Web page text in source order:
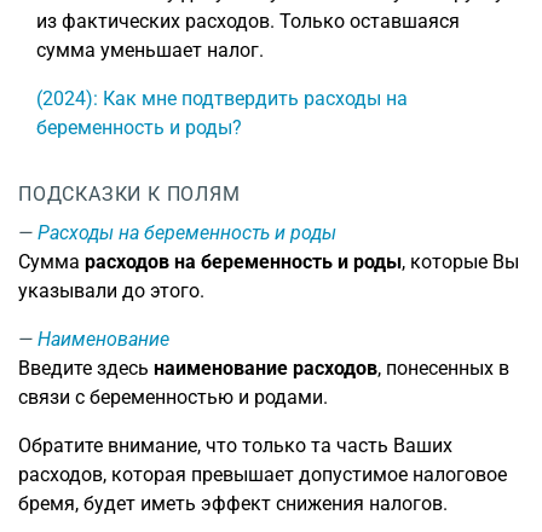
из фактических расходов. Только оставшаяся
сумма уменьшает налог.
(2024): Как мне подтвердить расходы на
беременность и роды?
ПОДСКАЗКИ К ПОЛЯМ
Расходы на беременность и роды
Сумма расходов на беременность и роды, которые Вы
указывали до этого.
Наименование
Введите здесь наименование расходов, понесенных в
связи с беременностью и родами.
Обратите внимание, что только та часть Ваших
расходов, которая превышает допустимое налоговое
бремя, будет иметь эффект снижения налогов.